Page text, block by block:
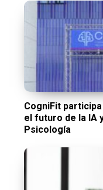
CogniFit
el futuro de la IA
Psicología